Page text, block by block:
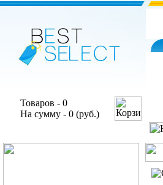
Товаров - 0
На сумму - 0 (руб.)